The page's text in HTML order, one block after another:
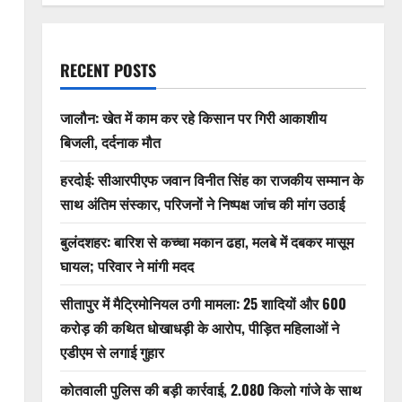
RECENT POSTS
जालौन: खेत में काम कर रहे किसान पर गिरी आकाशीय
बिजली, दर्दनाक मौत
हरदोई: सीआरपीएफ जवान विनीत सिंह का राजकीय सम्मान के
साथ अंतिम संस्कार, परिजनों ने निष्पक्ष जांच की मांग उठाई
बुलंदशहर: बारिश से कच्चा मकान ढहा, मलबे में दबकर मासूम
घायल; परिवार ने मांगी मदद
सीतापुर में मैट्रिमोनियल ठगी मामला: 25 शादियों और 600
करोड़ की कथित धोखाधड़ी के आरोप, पीड़ित महिलाओं ने
एडीएम से लगाई गुहार
कोतवाली पुलिस की बड़ी कार्रवाई, 2.080 किलो गांजे के साथ